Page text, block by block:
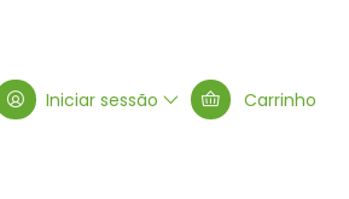
Iniciar sessão Carrinho